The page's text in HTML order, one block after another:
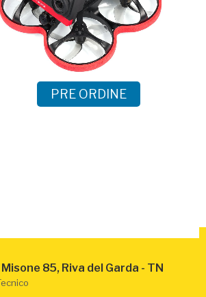
articoli
85, Riva del Garda - TN
PRE ORDINE